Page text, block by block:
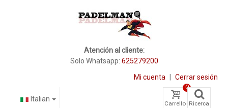
Atención al cliente:
Solo Whatsapp: 625279200
Mi cuenta Cerrar sesión
Carrello
0
Ricerca
Italian